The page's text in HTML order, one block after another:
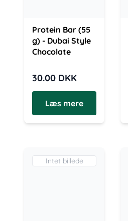
Protein Bar (55
g) - Dubai Style
Chocolate
30.00 DKK
Læs mere
Intet billede